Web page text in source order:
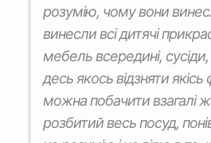
розумію, чому вони
винесли всі дитячі
мебель всередині,
десь якось відзняти
можна побачити взагалі
розбитий весь посуд,